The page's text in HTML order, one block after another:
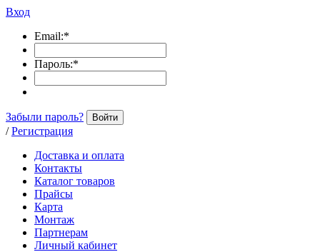
Вход
Email:*
Пароль:*
Забыли пароль? Войти
/ Регистрация
Доставка и оплата
Контакты
Каталог товаров
Прайсы
Карта
Монтаж
Партнерам
Личный кабинет